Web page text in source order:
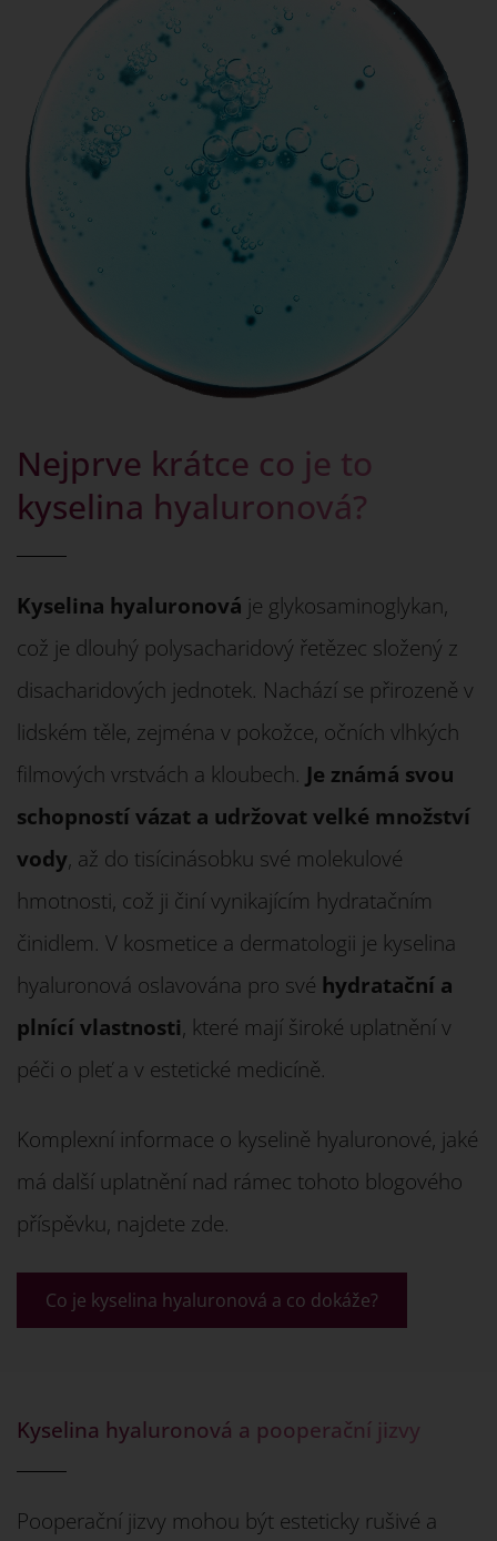
Nejprve krátce co je to
kyselina hyaluronová?
Kyselina hyaluronová je glykosaminoglykan,
což je dlouhý polysacharidový řetězec složený z
disacharidových jednotek. Nachází se přirozeně v
lidském těle, zejména v pokožce, očních vlhkých
filmových vrstvách a kloubech. Je známá svou
schopností vázat a udržovat velké množství
vody, až do tisícinásobku své molekulové
hmotnosti, což ji činí vynikajícím hydratačním
činidlem. V kosmetice a dermatologii je kyselina
hyaluronová oslavována pro své hydratační a
plnící vlastnosti, které mají široké uplatnění v
péči o pleť a v estetické medicíně.
Komplexní informace o kyselině hyaluronové, jaké
má další uplatnění nad rámec tohoto blogového
příspěvku, najdete zde.
Co je kyselina hyaluronová a co dokáže?
Kyselina hyaluronová a pooperační jizvy
Pooperační jizvy mohou být esteticky rušivé a